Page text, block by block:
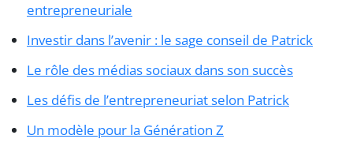
entrepreneuriale
Investir dans l’avenir : le sage conseil de Patrick
Le rôle des médias sociaux dans son succès
Les défis de l’entrepreneuriat selon Patrick
Un modèle pour la Génération Z